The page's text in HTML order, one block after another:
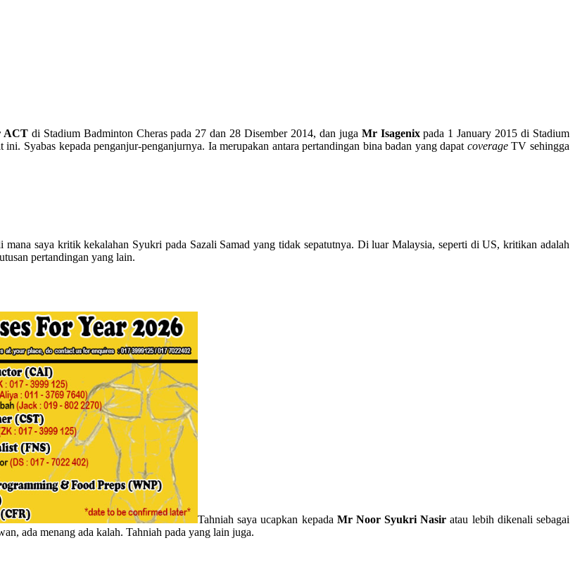
ACTdi Stadium Badminton Cheras pada 27 dan 28 Disember 2014, dan juga Mr Isagenixpada 1 January 2015 di Stadium
Syabas kepada penganjur-penganjurnya. Ia merupakan antara pertandingan bina badan yang dapat coverageTV sehingga
saya kritik kekalahan Syukri pada Sazali Samad yang tidak sepatutnya. Di luar Malaysia, seperti di US, kritikan adalah
pertandingan yang lain.
Tahniah saya ucapkan kepada Mr Noor Syukri Nasir atau lebih dikenali sebagai
ada menang ada kalah. Tahniah pada yang lain juga.